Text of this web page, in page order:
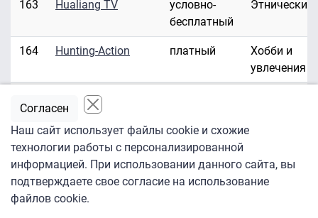
163 Hualiang TV
условно-
бесплатный
Этнические
164 Hunting-Action платный
Хобби и
увлечения
Hustler HD/3D
166 Hustler TV платный
167
ID Investigation
Discovery
платный
Наш сайт использует файлы cookie и схожие
технологии работы с персонализированной
информацией. При использовании данного сайта, вы
подтверждаете свое согласие на использование
файлов cookie.
Согласен